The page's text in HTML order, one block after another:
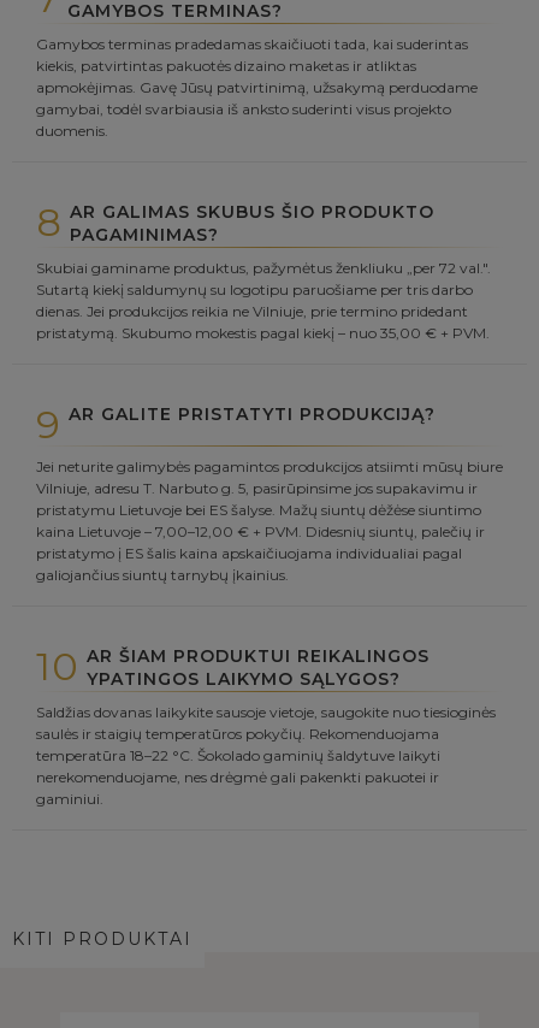
GAMYBOS TERMINAS?
Gamybos terminas pradedamas skaičiuoti tada, kai suderintas
kiekis, patvirtintas pakuotės dizaino maketas ir atliktas
apmokėjimas. Gavę Jūsų patvirtinimą, užsakymą perduodame
gamybai, todėl svarbiausia iš anksto suderinti visus projekto
duomenis.
8 AR GALIMAS SKUBUS ŠIO PRODUKTO
PAGAMINIMAS?
Skubiai gaminame produktus, pažymėtus ženkliuku „per 72 val.".
Sutartą kiekį saldumynų su logotipu paruošiame per tris darbo
dienas. Jei produkcijos reikia ne Vilniuje, prie termino pridedant
pristatymą. Skubumo mokestis pagal kiekį – nuo 35,00 € + PVM.
9 AR GALITE PRISTATYTI PRODUKCIJĄ?
Jei neturite galimybės pagamintos produkcijos atsiimti mūsų biure
Vilniuje, adresu T. Narbuto g. 5, pasirūpinsime jos supakavimu ir
pristatymu Lietuvoje bei ES šalyse. Mažų siuntų dėžėse siuntimo
kaina Lietuvoje – 7,00–12,00 € + PVM. Didesnių siuntų, palečių ir
pristatymo į ES šalis kaina apskaičiuojama individualiai pagal
galiojančius siuntų tarnybų įkainius.
10 AR ŠIAM PRODUKTUI REIKALINGOS
YPATINGOS LAIKYMO SĄLYGOS?
Saldžias dovanas laikykite sausoje vietoje, saugokite nuo tiesioginės
saulės ir staigių temperatūros pokyčių. Rekomenduojama
temperatūra 18–22 °C. Šokolado gaminių šaldytuve laikyti
nerekomenduojame, nes drėgmė gali pakenkti pakuotei ir
gaminiui.
KITI PRODUKTAI